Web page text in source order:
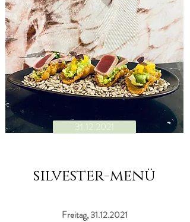
31.12.2021
silvester-menü
Freitag,31.12.2021